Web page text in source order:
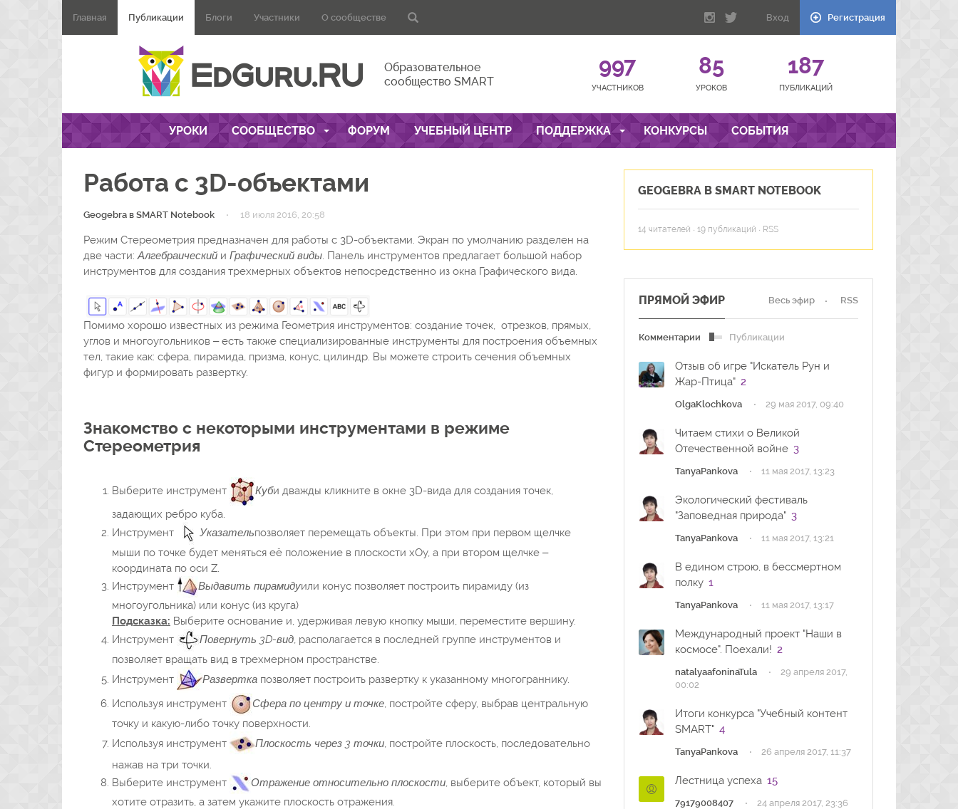
Главная Публикации Блоги Участники О сообществе Вход Регистрация
Образовательное
сообщество SMART
997
УЧАСТНИКОВ
85
УРОКОВ
187
ПУБЛИКАЦИЙ
УРОКИ СООБЩЕСТВО ФОРУМ УЧЕБНЫЙ ЦЕНТР ПОДДЕРЖКА КОНКУРСЫ СОБЫТИЯ
Работа с 3D-объектами
Geogebra в SMART Notebook · 18 июля 2016, 20:58
Режим Стереометрия предназначен для работы с 3D-объектами. Экран по умолчанию разделен на
две части:Алгебраический и Графический виды. Панель инструментов предлагает большой набор
инструментов для создания трехмерных объектов непосредственно из окна Графического вида.
Помимо хорошо известных из режима Геометрия инструментов: создание точек, отрезков, прямых,
углов и многоугольников – есть также специализированные инструменты для построения объемных
тел, такие как: сфера, пирамида, призма, конус, цилиндр. Вы можете строить сечения объемных
фигур и формировать развертку.
Знакомство с некоторыми инструментами в режиме
Стереометрия
Выберите инструмент Куби дважды кликните в окне 3D-вида для создания точек,
задающих ребро куба.
Инструмент
Указательпозволяет перемещать объекты. При этом при первом щелчке
мыши по точке будет меняться её положение в плоскости xOy, а при втором щелчке –
координата по оси Z.
Инструмент
Выдавить пирамидуили конус позволяет построить пирамиду (из
многоугольника) или конус (из круга)
Подсказка: Выберите основание и, удерживая левую кнопку мыши, переместите вершину.
Инструмент
Повернуть 3D-вид, располагается в последней группе инструментов и
позволяет вращать вид в трехмерном пространстве.
Инструмент
Развертка позволяет построить развертку к указанному многограннику.
Используя инструмент
Сфера по центру и точке, постройте сферу, выбрав центральную
точку и какую-либо точку поверхности.
Используя инструмент
Плоскость через 3 точки, постройте плоскость, последовательно
нажав на три точки.
Выберите инструмент
Отражение относительно плоскости, выберите объект, который вы
хотите отразить, а затем укажите плоскость отражения.
GEOGEBRA В SMART NOTEBOOK
14 читателей · 19 публикаций · RSS
ПРЯМОЙ ЭФИР
Комментарии Публикации
Отзыв об игре "Искатель Рун и
Жар-Птица" 2
OlgaKlochkova · 29 мая 2017, 09:40
Читаем стихи о Великой
Отечественной войне 3
TanyaPankova · 11 мая 2017, 13:23
Экологический фестиваль
"Заповедная природа" 3
TanyaPankova · 11 мая 2017, 13:21
В едином строю, в бессмертном
полку 1
TanyaPankova · 11 мая 2017, 13:17
Международный проект "Наши в
космосе". Поехали! 2
natalyaafoninaTula ·
29 апреля 2017,
00:02
Итоги конкурса "Учебный контент
SMART" 4
TanyaPankova · 26 апреля 2017, 11:37
Лестница успеха 15
79179008407 · 24 апреля 2017, 23:36
Весь эфир RSS